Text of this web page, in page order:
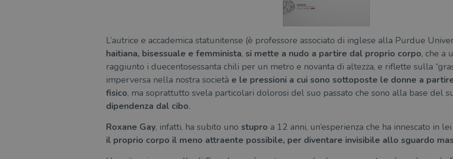
L’autrice e accademica statunitense (è professore associato di inglese alla Purdue
haitiana, bisessuale e femminista, si mette a nudo a partire dal proprio corpo, che a
raggiunto i duecentosessanta chili per un metro e novanta di altezza, e riflette sulla
imperversa nella nostra società e le pressioni a cui sono sottoposte le donne a
fisico, ma soprattutto svela particolari dolorosi del suo passato che sono alla base del
dipendenza dal cibo.
Roxane Gay, infatti, ha subito uno stupro a 12 anni, un’esperienza che ha innescato in
il proprio corpo il meno attraente possibile, per diventare invisibile allo sguardo